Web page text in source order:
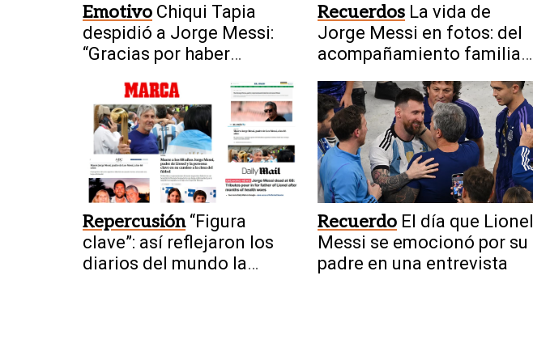
Emotivo Chiqui Tapia
despidió a Jorge Messi:
“Gracias por haber
Recuerdos La vida de
Jorge Messi en fotos: del
acompañamiento familiar
Repercusión “Figura
clave”: así reflejaron los
diarios del mundo la
Recuerdo El día que Lionel
Messi se emocionó por su
padre en una entrevista